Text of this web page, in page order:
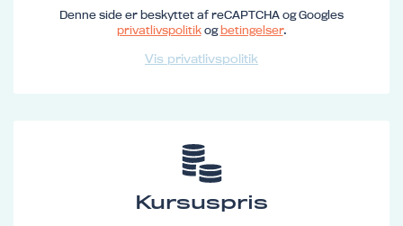
Denne side er beskyttet af reCAPTCHA og Googles
privatlivspolitikogbetingelser.
Vis privatlivspolitik
Kursuspris